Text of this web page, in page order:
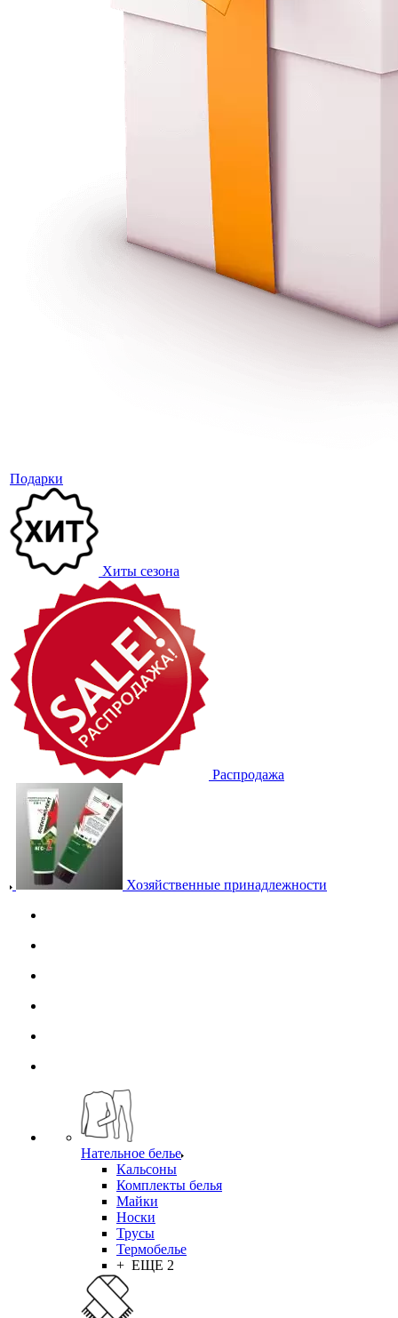
Подарки
Хиты сезона
Распродажа
Хозяйственные принадлежности
Нательное белье
Кальсоны
Комплекты белья
Майки
Носки
Трусы
Термобелье
+ ЕЩЕ 2